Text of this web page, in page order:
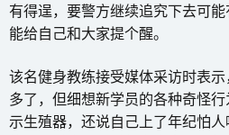
有得逞，要警方继续追究下去可
能给自己和大家提个醒。
该名健身教练接受媒体采访时表
多了，但细想新学员的各种奇怪
示生殖器，还说自己上了年纪怕